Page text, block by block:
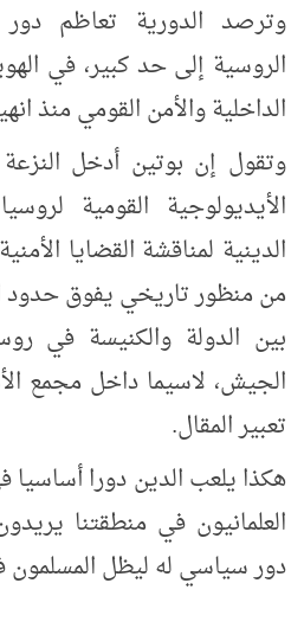
وترصد الدورية تعاظم دور
الروسية إلى حد كبير، في
الداخلية والأمن القومي منذ
وتقول إن بوتين أدخل
الأيديولوجية القومية
الدينية لمناقشة القضايا
من منظور تاريخي يفوق حدود
بين الدولة والكنيسة في
الجيش، لاسيما داخل مجمع
تعبير المقال.
هكذا يلعب الدين دورا أساسيا
العلمانيون في منطقتنا
دور سياسي له ليظل المسلمون